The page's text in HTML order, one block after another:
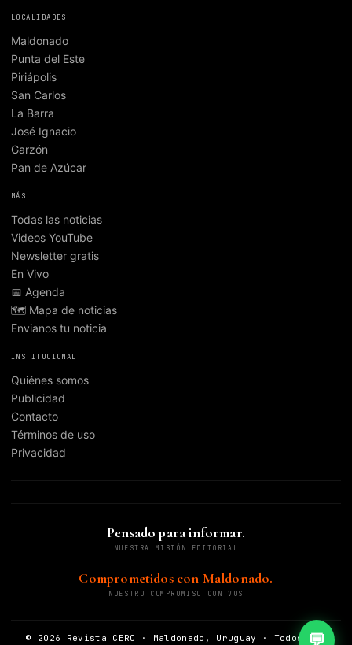
LOCALIDADES
Maldonado
Punta del Este
Piriápolis
San Carlos
La Barra
José Ignacio
Garzón
Pan de Azúcar
MÁS
Todas las noticias
Videos YouTube
Newsletter gratis
En Vivo
📅 Agenda
🗺️ Mapa de noticias
Envianos tu noticia
INSTITUCIONAL
Quiénes somos
Publicidad
Contacto
Términos de uso
Privacidad
Pensado para informar.
NUESTRA MISIÓN EDITORIAL
Comprometidos con Maldonado.
NUESTRO COMPROMISO CON VOS
© 2026 Revista CERO · Maldonado, Uruguay · Todos los
💬